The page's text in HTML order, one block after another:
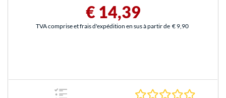
€ 14,39
TVA comprise et frais d'expédition en sus à partir de € 9,90